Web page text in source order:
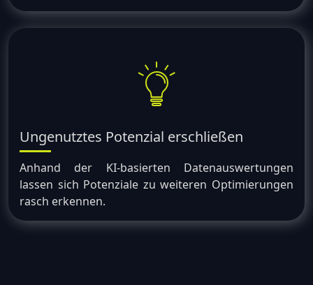
Ungenutztes Potenzial erschließen
Anhand der KI-basierten Datenauswertungen
lassen sich Potenziale zu weiteren Optimierungen
rasch erkennen.